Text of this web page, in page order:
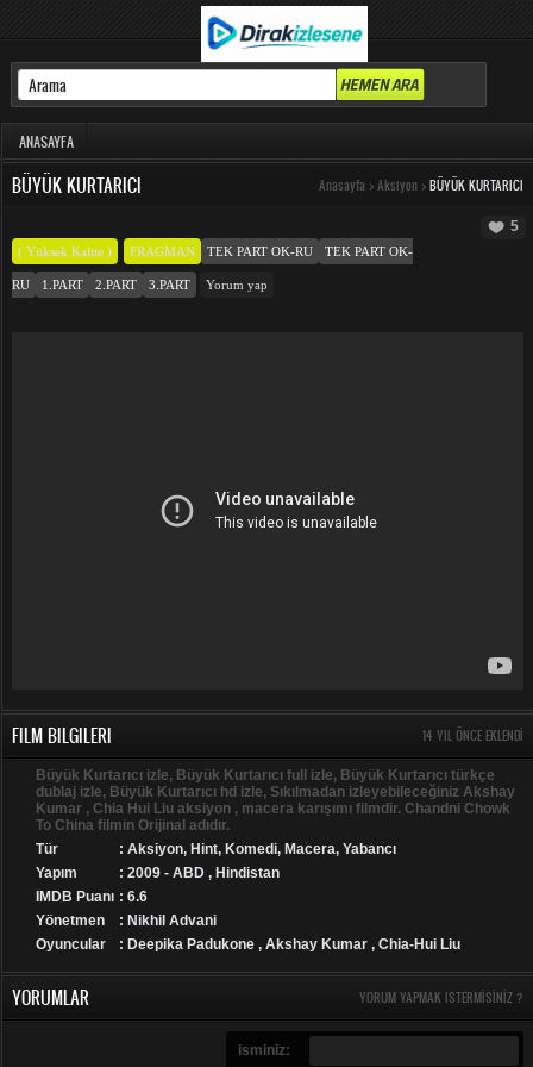
ANASAYFA
BÜYÜK KURTARICI Anasayfa > Aksiyon > BÜYÜK KURTARICI
5
( Yüksek Kalite ) FRAGMAN TEK PART OK-RU TEK PART OK-
RU 1.PART 2.PART 3.PART Yorum yap
FILM BILGILERI 14 YIL ÖNCE EKLENDI
Büyük Kurtarıcı izle, Büyük Kurtarıcı full izle, Büyük Kurtarıcı türkçe
dublaj izle, Büyük Kurtarıcı hd izle, Sıkılmadan izleyebileceğiniz Akshay
Kumar , Chia Hui Liu aksiyon , macera karışımı filmdir. Chandni Chowk
To China filmin Orijinal adıdır.
Tür
: Aksiyon, Hint, Komedi, Macera, Yabancı
Yapım
: 2009 - ABD , Hindistan
IMDB Puanı : 6.6
Yönetmen
: Nikhil Advani
Oyuncular
: Deepika Padukone , Akshay Kumar , Chia-Hui Liu
YORUMLAR YORUM YAPMAK ISTERMISINIZ ?
isminiz: